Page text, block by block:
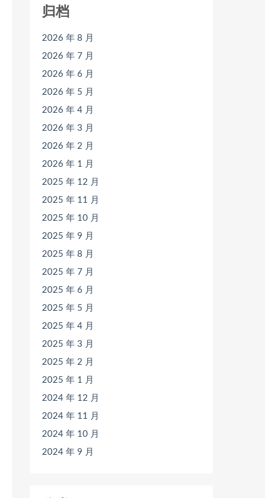
归档
2026 年 8 月
2026 年 7 月
2026 年 6 月
2026 年 5 月
2026 年 4 月
2026 年 3 月
2026 年 2 月
2026 年 1 月
2025 年 12 月
2025 年 11 月
2025 年 10 月
2025 年 9 月
2025 年 8 月
2025 年 7 月
2025 年 6 月
2025 年 5 月
2025 年 4 月
2025 年 3 月
2025 年 2 月
2025 年 1 月
2024 年 12 月
2024 年 11 月
2024 年 10 月
2024 年 9 月